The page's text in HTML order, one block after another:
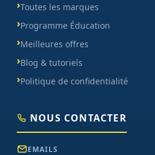
Toutes les marques
Programme Éducation
Meilleures offres
Blog & tutoriels
Politique de confidentialité
NOUS CONTACTER
EMAILS